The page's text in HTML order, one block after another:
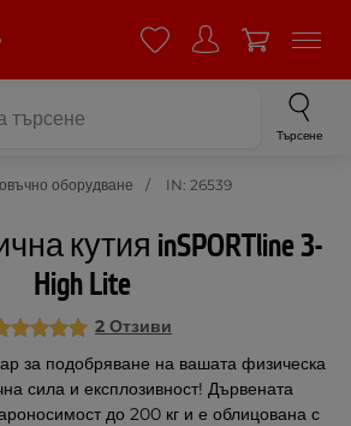
Търсене
оборудване IN: 26539
кутия inSPORTline 3-
High Lite
2 Отзиви
за подобряване на вашата физическа
сила и експлозивност! Дървената
до 200 кг и е облицована с